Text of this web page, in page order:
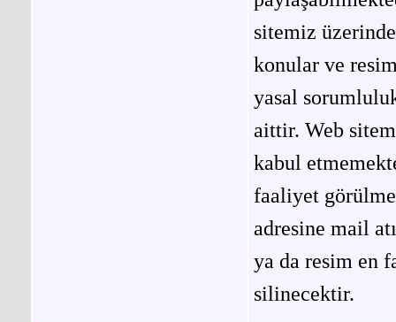
sitemiz
konular ve
yasal
aittir. Web
kabul
faaliyet
adresine mail
ya da resim en
silinecektir.